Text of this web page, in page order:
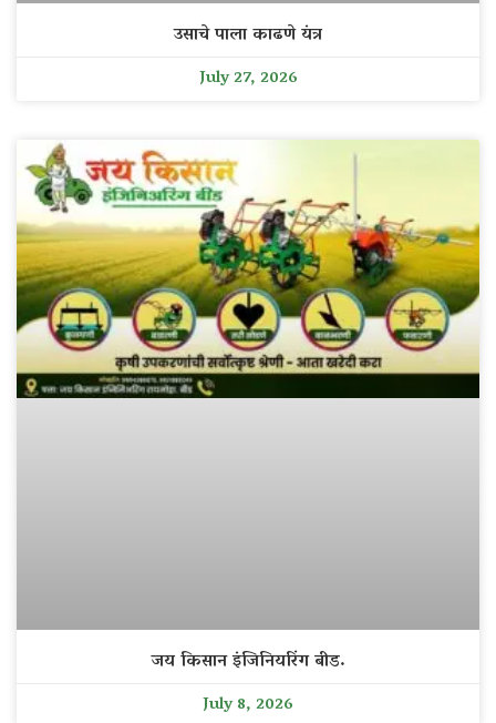
उसाचे पाला काढणे यंत्र
July 27, 2026
जय किसान इंजिनियरिंग बीड.
July 8, 2026